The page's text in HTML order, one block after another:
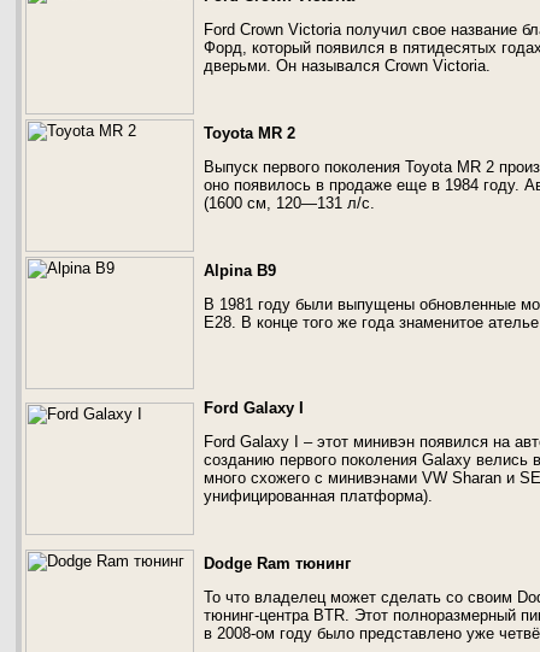
Ford Crown Victoria получил свое название
Форд, который появился в пятидесятых
дверьми. Он назывался Crown Victoria.
Toyota MR 2
Выпуск первого поколения Toyota MR 2
оно появилось в продаже еще в 1984 году.
(1600 см, 120—131 л/с.
Alpina B9
В 1981 году были выпущены обновленные
E28. В конце того же года знаменитое
Ford Galaxy I
Ford Galaxy I – этот минивэн появился на
созданию первого поколения Galaxy велись
много схожего с минивэнами VW Sharan и
унифицированная платформа).
Dodge Ram тюнинг
То что владелец может сделать со cвоим
тюнинг-центра BTR. Этот полноразмерный
в 2008-ом году было представлено уже